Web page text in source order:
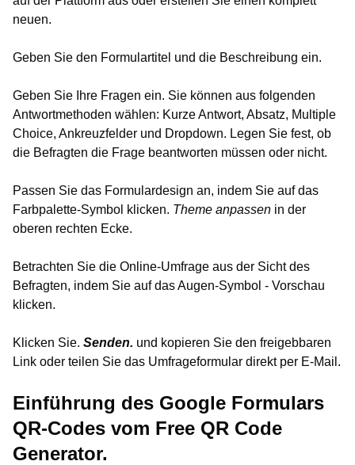
neuen.
Geben Sie den Formulartitel und die Beschreibung ein.
Geben Sie Ihre Fragen ein. Sie können aus folgenden
Antwortmethoden wählen: Kurze Antwort, Absatz, Multiple
Choice, Ankreuzfelder und Dropdown. Legen Sie fest, ob
die Befragten die Frage beantworten müssen oder nicht.
Passen Sie das Formulardesign an, indem Sie auf das
Farbpalette-Symbol klicken. Theme anpassen in der
oberen rechten Ecke.
Betrachten Sie die Online-Umfrage aus der Sicht des
Befragten, indem Sie auf das Augen-Symbol - Vorschau
klicken.
Klicken Sie. Senden. und kopieren Sie den freigebbaren
Link oder teilen Sie das Umfrageformular direkt per E-Mail.
Einführung des Google Formulars
QR-Codes vom Free QR Code
Generator.